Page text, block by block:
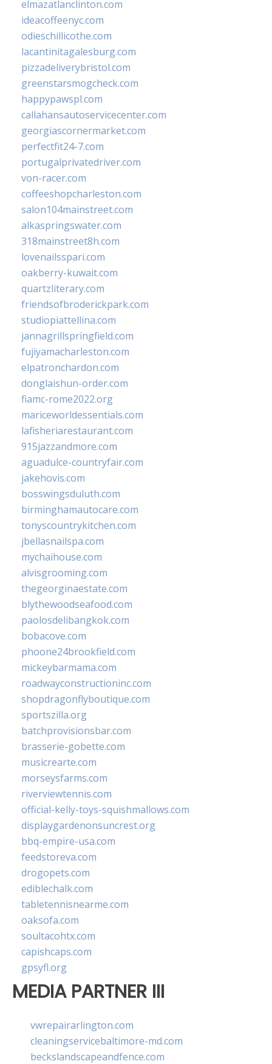
elmazatlanclinton.com
ideacoffeenyc.com
odieschillicothe.com
lacantinitagalesburg.com
pizzadeliverybristol.com
greenstarsmogcheck.com
happypawspl.com
callahansautoservicecenter.com
georgiascornermarket.com
perfectfit24-7.com
portugalprivatedriver.com
von-racer.com
coffeeshopcharleston.com
salon104mainstreet.com
alkaspringswater.com
318mainstreet8h.com
lovenailsspari.com
oakberry-kuwait.com
quartzliterary.com
friendsofbroderickpark.com
studiopiattellina.com
jannagrillspringfield.com
fujiyamacharleston.com
elpatronchardon.com
donglaishun-order.com
fiamc-rome2022.org
mariceworldessentials.com
lafisheriarestaurant.com
915jazzandmore.com
aguadulce-countryfair.com
jakehovis.com
bosswingsduluth.com
birminghamautocare.com
tonyscountrykitchen.com
jbellasnailspa.com
mychaihouse.com
alvisgrooming.com
thegeorginaestate.com
blythewoodseafood.com
paolosdelibangkok.com
bobacove.com
phoone24brookfield.com
mickeybarmama.com
roadwayconstructioninc.com
shopdragonflyboutique.com
sportszilla.org
batchprovisionsbar.com
brasserie-gobette.com
musicrearte.com
morseysfarms.com
riverviewtennis.com
official-kelly-toys-squishmallows.com
displaygardenonsuncrest.org
bbq-empire-usa.com
feedstoreva.com
drogopets.com
ediblechalk.com
tabletennisnearme.com
oaksofa.com
soultacohtx.com
capishcaps.com
gpsyfl.org
MEDIA PARTNER III
vwrepairarlington.com
cleaningservicebaltimore-md.com
beckslandscapeandfence.com